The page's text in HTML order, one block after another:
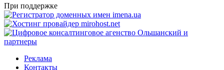
При поддержке
Реклама
Контакты